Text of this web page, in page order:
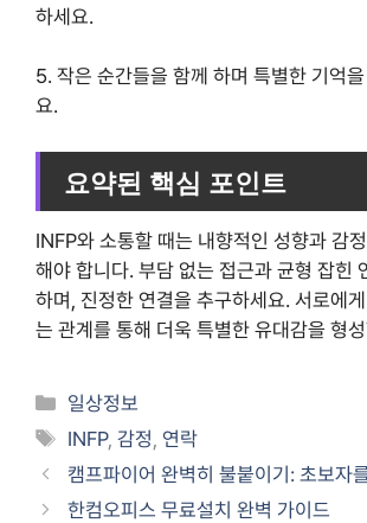
하세요.
5. 작은 순간들을 함께 하며 특별한 기억을
요.
요약된 핵심 포인트
INFP와 소통할 때는 내향적인 성향과 감
해야 합니다. 부담 없는 접근과 균형 잡힌
하며, 진정한 연결을 추구하세요. 서로에
는 관계를 통해 더욱 특별한 유대감을 형
Categories
일상정보
Tags
INFP,감정 연락
캠프파이어 완벽히 불붙이기: 초보자
한컴오피스 무료설치 완벽 가이드